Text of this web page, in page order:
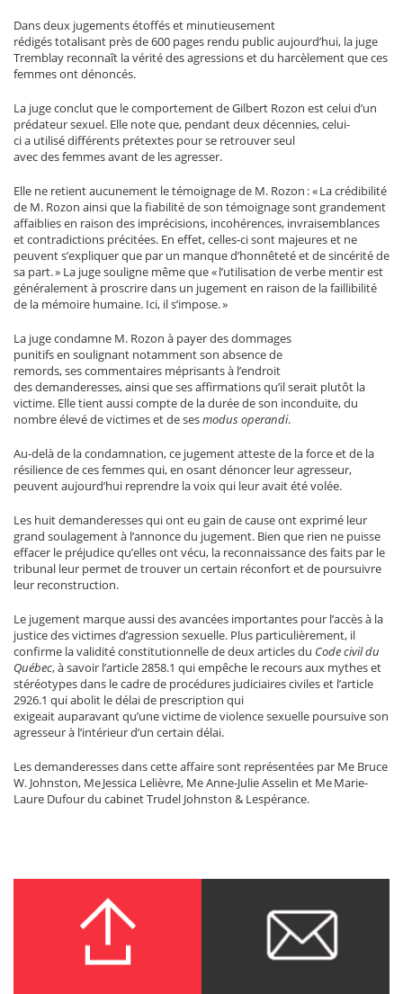
Dans deux jugements étoffés et minutieusement
rédigés totalisant près de 600 pages rendu public aujourd’hui, la juge
Tremblay reconnaît la vérité des agressions et du harcèlement que ces
femmes ont dénoncés.
La juge conclut que le comportement de Gilbert Rozon est celui d’un
prédateur sexuel. Elle note que, pendant deux décennies, celui-
ci a utilisé différents prétextes pour se retrouver seul
avec des femmes avant de les agresser.
Elle ne retient aucunement le témoignage de M. Rozon : « La crédibilité
de M. Rozon ainsi que la fiabilité de son témoignage sont grandement
affaiblies en raison des imprécisions, incohérences, invraisemblances
et contradictions précitées. En effet, celles-ci sont majeures et ne
peuvent s’expliquer que par un manque d’honnêteté et de sincérité de
sa part. » La juge souligne même que « l’utilisation de verbe mentir est
généralement à proscrire dans un jugement en raison de la faillibilité
de la mémoire humaine. Ici, il s’impose. »
La juge condamne M. Rozon à payer des dommages
punitifs en soulignant notamment son absence de
remords, ses commentaires méprisants à l’endroit
des demanderesses, ainsi que ses affirmations qu’il serait plutôt la
victime. Elle tient aussi compte de la durée de son inconduite, du
nombre élevé de victimes et de sesmodus operandi.
Au-delà de la condamnation, ce jugement atteste de la force et de la
résilience de ces femmes qui, en osant dénoncer leur agresseur,
peuvent aujourd’hui reprendre la voix qui leur avait été volée.
Les huit demanderesses qui ont eu gain de cause ont exprimé leur
grand soulagement à l’annonce du jugement. Bien que rien ne puisse
effacer le préjudice qu’elles ont vécu, la reconnaissance des faits par le
tribunal leur permet de trouver un certain réconfort et de poursuivre
leur reconstruction.
Le jugement marque aussi des avancées importantes pour l’accès à la
justice des victimes d’agression sexuelle. Plus particulièrement, il
confirme la validité constitutionnelle de deux articles du Code civil du
Québec, à savoir l’article 2858.1 qui empêche le recours aux mythes et
stéréotypes dans le cadre de procédures judiciaires civiles et l’article
2926.1 qui abolit le délai de prescription qui
exigeait auparavant qu’une victime de violence sexuelle poursuive son
agresseur à l’intérieur d’un certain délai.
Les demanderesses dans cette affaire sont représentées par Me Bruce
W. Johnston, MeJessica Lelièvre, MeAnne-Julie Asselin et MeMarie-
Laure Dufour du cabinet Trudel Johnston & Lespérance.